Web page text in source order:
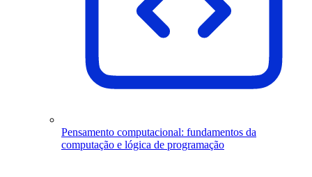
Pensamento computacional: fundamentos da
computação e lógica de programação